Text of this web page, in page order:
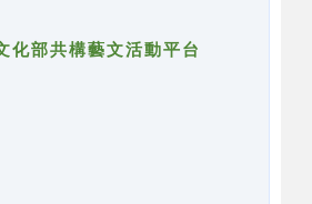
部共構藝文活動平台